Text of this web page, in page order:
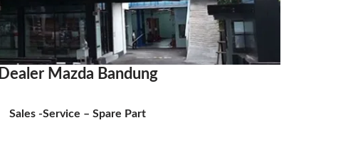
Dealer Mazda Bandung
Sales -Service – Spare Part